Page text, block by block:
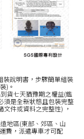
裝說明書，步驟簡單組裝
)。
貨七天猶豫期之權益(鑑
須是全新狀態且包裝完整
件或資料之完整性) ，
地區(東部、郊區、山
費，派遣專車才可配